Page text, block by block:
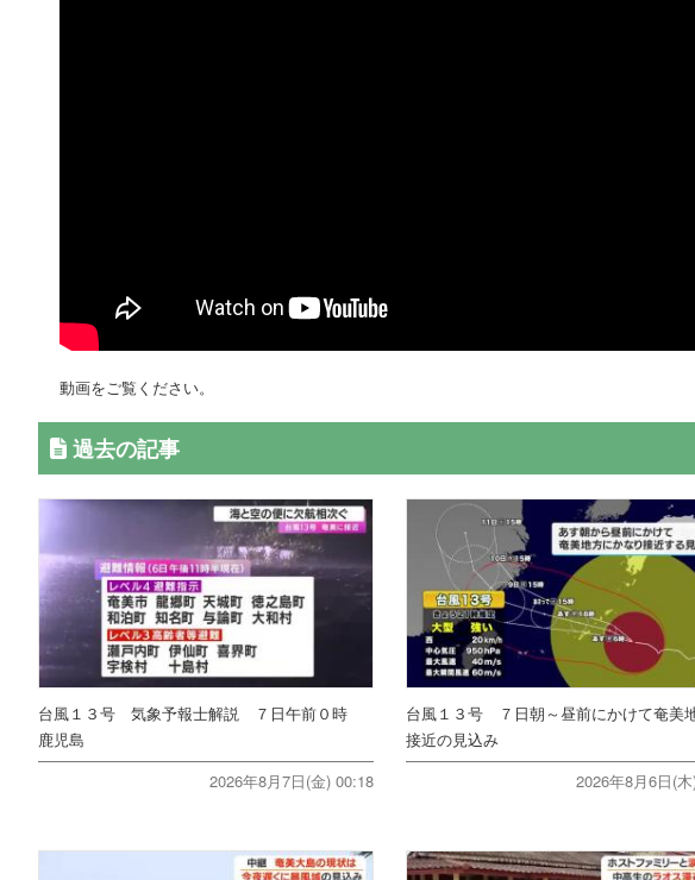
動画をご覧ください。
過去の記事
台風１３号 気象予報士解説 ７日午前０時
鹿児島
2026年8月7日(金) 00:18
台風１３号 ７日朝～昼前にかけて奄美
接近の見込み
2026年8月6日(